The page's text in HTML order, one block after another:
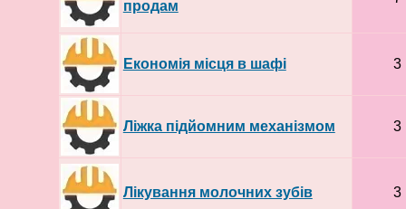
продам
Економія місця в шафі 3
Ліжка підйомним механізмом 3
Лікування молочних зубів 3